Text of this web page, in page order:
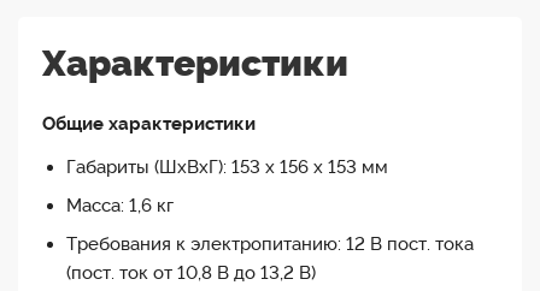
детальное изображение в формате Full HD с
частота передачи кадров 60 кадров/с
движущихся объектов без размытия.
Отличная чувствительность при низком уровне
освещения (0,4 лк в режиме высокой
Характеристики
Общие характеристики
Габариты (ШxВxГ): 153 x 156 x 153 мм
Масса: 1,6 кг
Требования к электропитанию: 12 В пост. тока
(пост. ток от 10,8 В до 13,2 В)